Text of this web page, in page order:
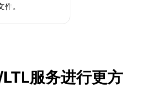
。
服务进行更方